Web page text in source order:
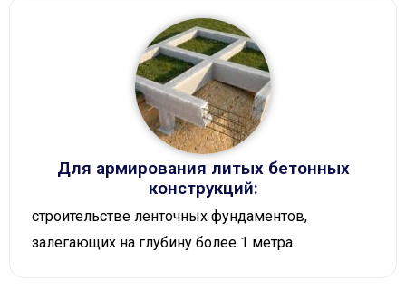
Для армирования литых бетонных
конструкций:
строительстве ленточных фундаментов,
залегающих на глубину более 1 метра